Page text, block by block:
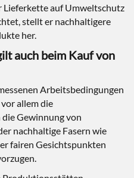
Lieferkette auf Umweltschutz
stellt er nachhaltigere
her.
auch beim Kauf von
Arbeitsbedingungen
allem die
Gewinnung von
nachhaltige Fasern wie
fairen Gesichtspunkten